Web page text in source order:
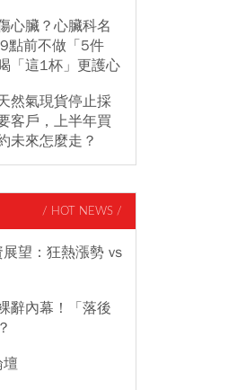
心臟？心臟科名
點前不做「5件
「這1杯」更護心
然氣現貨停止採
客戶，上半年買
未來怎麼走？
/ HOT NEWS /
望：狂熱漲勢 vs
辭內幕！「落後
壇